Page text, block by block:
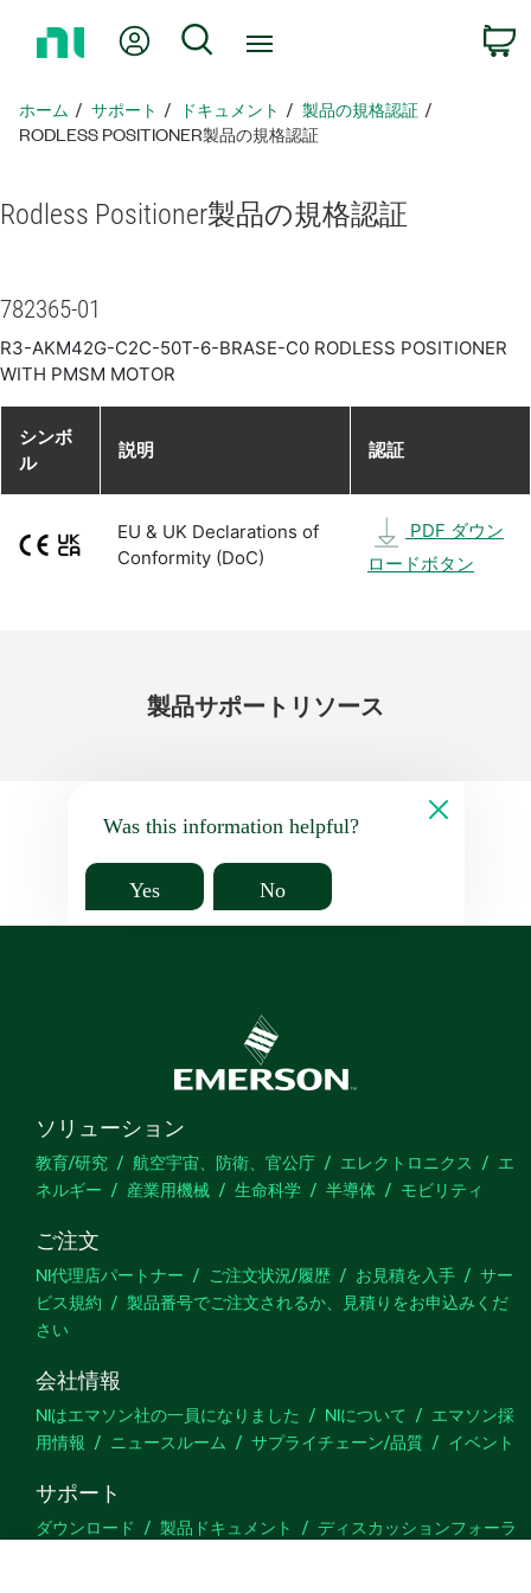
ペ
ー
戻
Myアカウント
検索
ホーム サポート ドキュメント
製品​の​規格​認証
RODLESS POSITIONER製品​の​規格​認証
Rodless Positioner製品​の​規格​認証
782365-01
R3-AKM42G-C2C-50T-6-BRASE-C0 RODLESS POSITIONER
WITH PMSM MOTOR
シンボ
ル
説明 認証
EU & UK Declarations of
Conformity (DoC)
PDF ダウン
ロードボタン
製品サポート リソース
Was this information helpful?
Yes No
ソリューション
教育/研究 航空宇宙、防衛、官公庁 エレクトロニクス
エ
ネルギー
産業用機械 生命科学 半導体 モビリティ
ご注文
NI代理店パートナー ご注文状況/履歴 お見積を入手
サー
ビス規約
製品番号でご注文されるか、見積りをお申込みくだ
さい
会社情報
NIはエマソン社の一員になりました NIについて
エマソン採
用情報
ニュースルーム サプライチェーン/品質 イベント
サポート
ダウンロード 製品ドキュメント
ディスカッションフォーラ